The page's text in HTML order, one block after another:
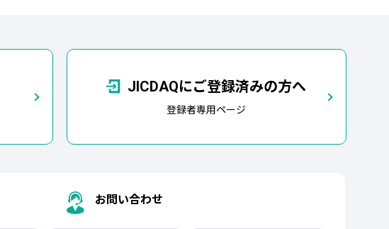
JICDAQにご登録済みの方へ
登録者専用ページ
お問い合わせ